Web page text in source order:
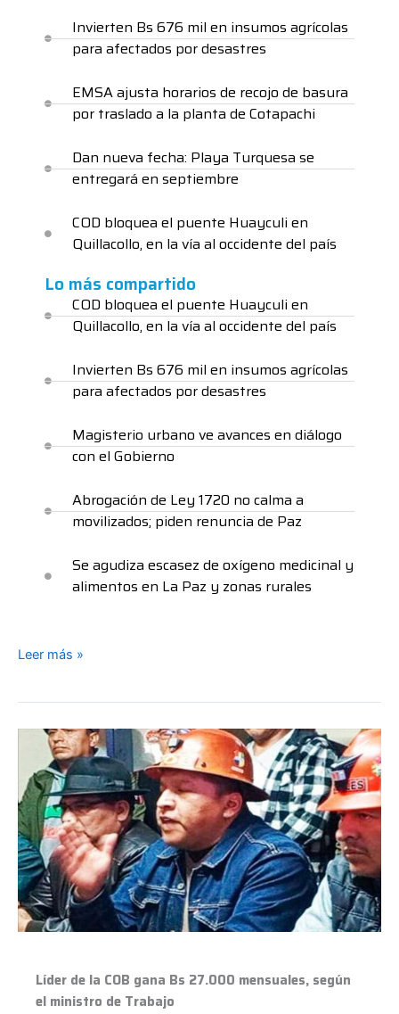
Invierten Bs 676 mil en insumos agrícolas
para afectados por desastres
EMSA ajusta horarios de recojo de basura
por traslado a la planta de Cotapachi
Dan nueva fecha: Playa Turquesa se
entregará en septiembre
COD bloquea el puente Huayculi en
Quillacollo, en la vía al occidente del país
Lo más compartido
COD bloquea el puente Huayculi en
Quillacollo, en la vía al occidente del país
Invierten Bs 676 mil en insumos agrícolas
para afectados por desastres
Magisterio urbano ve avances en diálogo
con el Gobierno
Abrogación de Ley 1720 no calma a
movilizados; piden renuncia de Paz
Se agudiza escasez de oxígeno medicinal y
alimentos en La Paz y zonas rurales
Leer más »
Líder de la COB gana Bs 27.000 mensuales, según
el ministro de Trabajo
Líder
COB
gana
Bs
27.000
mensuales,
según
el
Trabajo